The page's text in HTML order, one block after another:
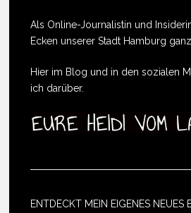
Als Online-Journalistin und
Ecken unserer Stadt Hamburg
Hier im Blog und in den sozialen
ich darüber.
ENTDECKT MEIN EIGENES NEUES